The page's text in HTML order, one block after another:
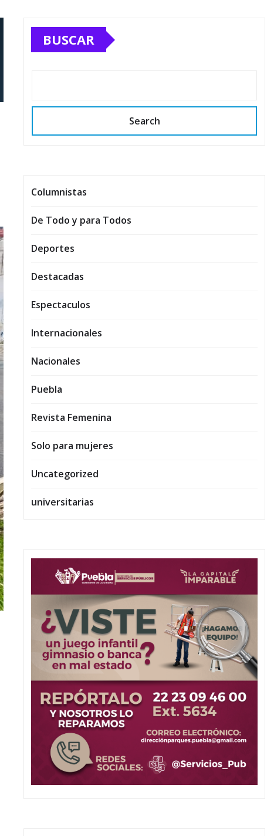
BUSCAR
Search
Columnistas
De Todo y para Todos
Deportes
Destacadas
Espectaculos
Internacionales
Nacionales
Puebla
Revista Femenina
Solo para mujeres
Uncategorized
universitarias